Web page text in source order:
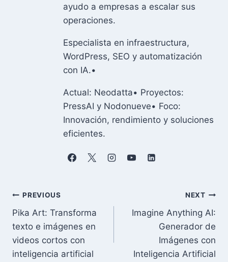
ayudo a empresas a escalar sus
operaciones.
Especialista en infraestructura,
WordPress, SEO y automatización
con IA.•
Actual: Neodatta• Proyectos:
PressAI y Nodonueve• Foco:
Innovación, rendimiento y soluciones
eficientes.
Navegación
de
entradas
PREVIOUS
Pika Art: Transforma
texto e imágenes en
videos cortos con
inteligencia artificial
NEXT
Imagine Anything AI:
Generador de
Imágenes con
Inteligencia Artificial